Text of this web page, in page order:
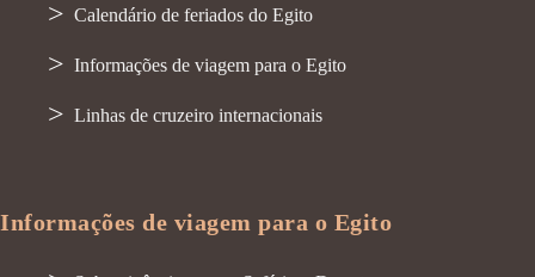
Calendário de feriados do Egito
Informações de viagem para o Egito
Linhas de cruzeiro internacionais
Informações de viagem para o Egito